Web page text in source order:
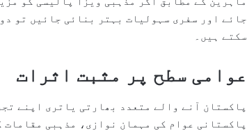
جائے اور سفری سہولیات بہتر بنائی جائیں تو
سکتے ہیں۔
عوامی سطح پر مثبت اثرات
پاکستان آنے والے متعدد بھارتی یاتری اپنے
پاکستانی عوام کی مہمان نوازی، مذہبی